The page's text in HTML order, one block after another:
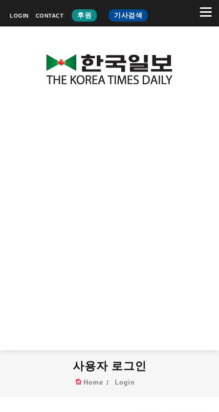
LOGIN CONTACT 후원 기사검색
사용자 로그인
Home Login